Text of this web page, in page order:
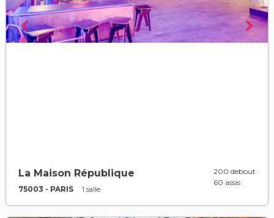
La Maison République
75003 - PARIS 1 salle
200 debout
60 assis